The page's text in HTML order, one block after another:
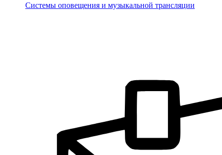
Системы оповещения и музыкальной трансляции